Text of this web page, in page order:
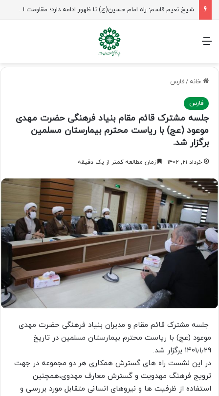
شیخ نعیم قاسم: راه امام حسین(ع) تا ظهور ادامه دارد؛ مقاومت از کربلا الهام می‌گیرد
منو
خانه /فارس
فارس
جلسه مشترک قائم مقام بنیاد فرهنگی حضرت مهدی
موعود (عج) با ریاست محترم بیمارستان مسلمین
برگزار شد.
خرداد ۲۱, ۱۴۰۲ زمان مطالعه کمتر از یک دقیقه
جلسه مشترک قائم مقام و مدیران بنیاد فرهنگی حضرت مهدی
موعود (عج) با ریاست محترم بیمارستان مسلمین در تاریخ
۱۴۰۱٫۱٫۲۹ برگزار شد.
در این نشست راه های گسترش همکاری هر دو مجموعه در جهت
ترویج فرهنگ مهدویت و گسترش معارف مهدوی،همچنین
استفاده از ظرفیت ها و نیروهای انسانی متقابل مورد بررسی و